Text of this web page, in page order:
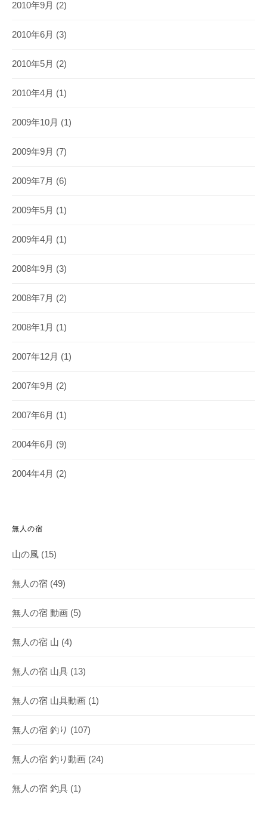
2010年9月 (2)
2010年6月 (3)
2010年5月 (2)
2010年4月 (1)
2009年10月 (1)
2009年9月 (7)
2009年7月 (6)
2009年5月 (1)
2009年4月 (1)
2008年9月 (3)
2008年7月 (2)
2008年1月 (1)
2007年12月 (1)
2007年9月 (2)
2007年6月 (1)
2004年6月 (9)
2004年4月 (2)
無人の宿
山の風 (15)
無人の宿 (49)
無人の宿 動画 (5)
無人の宿 山 (4)
無人の宿 山具 (13)
無人の宿 山具動画 (1)
無人の宿 釣り (107)
無人の宿 釣り動画 (24)
無人の宿 釣具 (1)